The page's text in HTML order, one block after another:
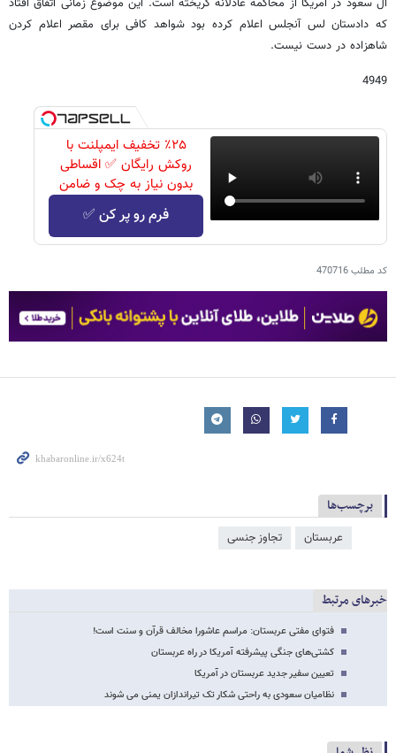
که دادستان لس آنجلس اعلام کرده بود شواهد کافی برای مقصر اعلام کردن
شاهزاده در دست نیست.
4949
٪۲۵ تخفیف ایمپلنت با
روکش رایگان ✅ اقساطی
بدون نیاز به چک و ضامن
فرم رو پر کن ✅
کد مطلب470716
برچسب‌ها
عربستان تجاوز جنسی
خبرهای مرتبط
فتوای مفتی عربستان: مراسم عاشورا مخالف قرآن و سنت است!
کشتی‌های جنگی پیشرفته آمریکا در راه عربستان
تعیین سفیر جدید عربستان در آمریکا
نظامیان سعودی به راحتی شکار تک تیراندازان یمنی می شوند